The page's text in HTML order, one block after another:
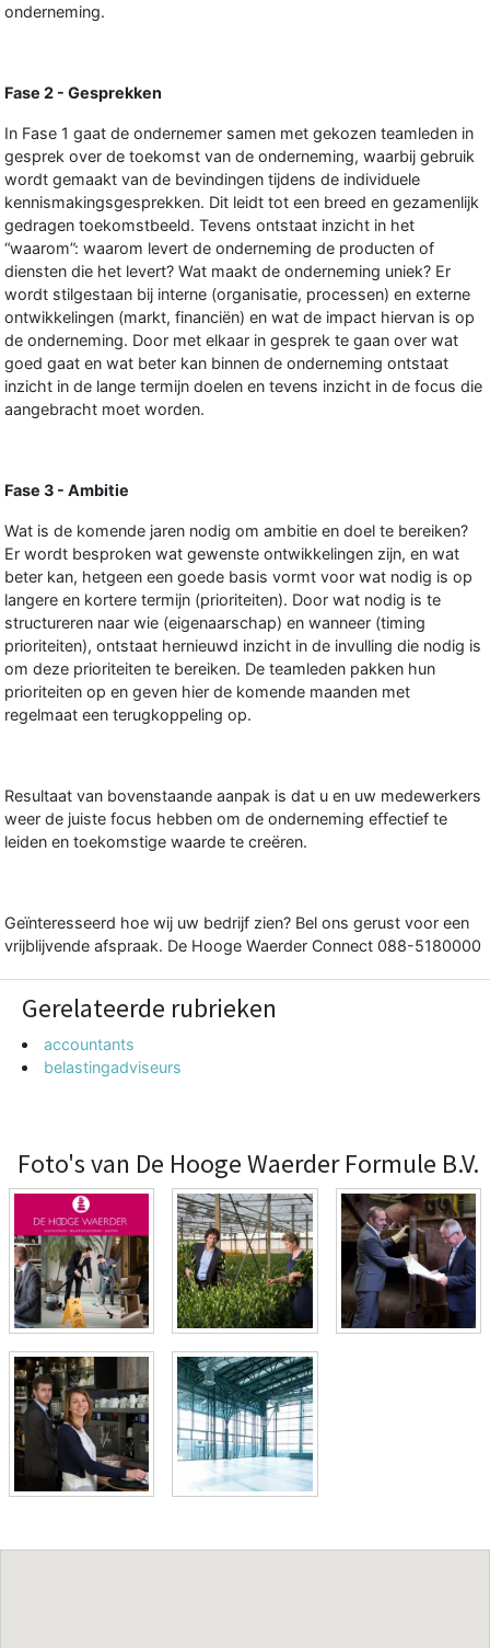
onderneming.
Fase 2 - Gesprekken
In Fase 1 gaat de ondernemer samen met gekozen teamleden in
gesprek over de toekomst van de onderneming, waarbij gebruik
wordt gemaakt van de bevindingen tijdens de individuele
kennismakingsgesprekken. Dit leidt tot een breed en gezamenlijk
gedragen toekomstbeeld. Tevens ontstaat inzicht in het
“waarom”: waarom levert de onderneming de producten of
diensten die het levert? Wat maakt de onderneming uniek? Er
wordt stilgestaan bij interne (organisatie, processen) en externe
ontwikkelingen (markt, financiën) en wat de impact hiervan is op
de onderneming. Door met elkaar in gesprek te gaan over wat
goed gaat en wat beter kan binnen de onderneming ontstaat
inzicht in de lange termijn doelen en tevens inzicht in de focus die
aangebracht moet worden.
Fase 3 - Ambitie
Wat is de komende jaren nodig om ambitie en doel te bereiken?
Er wordt besproken wat gewenste ontwikkelingen zijn, en wat
beter kan, hetgeen een goede basis vormt voor wat nodig is op
langere en kortere termijn (prioriteiten). Door wat nodig is te
structureren naar wie (eigenaarschap) en wanneer (timing
prioriteiten), ontstaat hernieuwd inzicht in de invulling die nodig is
om deze prioriteiten te bereiken. De teamleden pakken hun
prioriteiten op en geven hier de komende maanden met
regelmaat een terugkoppeling op.
Resultaat van bovenstaande aanpak is dat u en uw medewerkers
weer de juiste focus hebben om de onderneming effectief te
leiden en toekomstige waarde te creëren.
Geïnteresseerd hoe wij uw bedrijf zien? Bel ons gerust voor een
vrijblijvende afspraak. De Hooge Waerder Connect 088-5180000
Gerelateerde rubrieken
accountants
belastingadviseurs
Foto's van De Hooge Waerder Formule B.V.